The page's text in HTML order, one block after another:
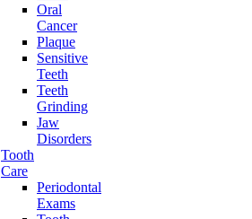
Oral
Cancer
Plaque
Sensitive
Teeth
Teeth
Grinding
Jaw
Disorders
Tooth
Care
Periodontal
Exams